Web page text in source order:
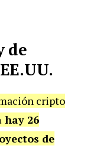
de
cripto
hay 26
de